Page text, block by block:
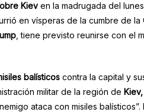
Kiev en la madrugada del
en vísperas de la cumbre de la
, tiene previsto reunirse con el
balísticos contra la capital y
militar de la región de
ataca con misiles